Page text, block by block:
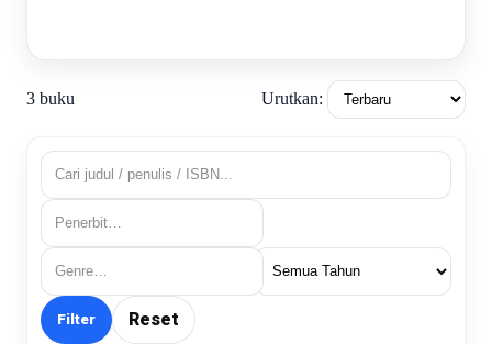
3 buku Urutkan:
Filter Reset